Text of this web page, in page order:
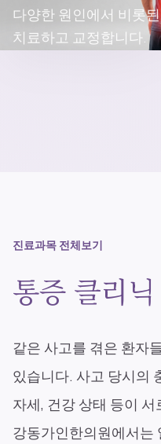
프로모션
다양한 원인에서 비롯
치료하고 교정합니다.
진료과목 전체보기
통증 클리닉
같은 사고를 겪은 환자
있습니다. 사고 당시의
자세, 건강 상태 등이
강동가인한의원에서는